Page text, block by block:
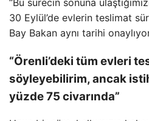
“Bu sürecin sonuna
30 Eylül’de evlerin teslimat
Bay Bakan aynı tarihi
“Örenli’deki tüm evleri
söyleyebilirim, ancak
yüzde 75 civarında”